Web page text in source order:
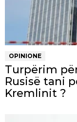
OPINIONE
Turpërim
Rusisë tani
Kremlinit ?